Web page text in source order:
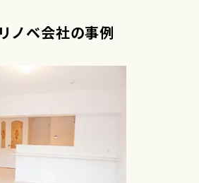
ノベ会社の事例